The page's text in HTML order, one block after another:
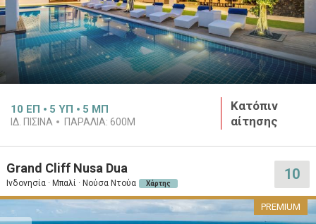
10 ΕΠ 5 ΥΠ 5 ΜΠ
ΙΔ. ΠΙΣΊΝΑ ΠΑΡΑΛΊΑ: 600M
Κατόπιν
αίτησης
Grand Cliff Nusa Dua
Ινδονησία · Μπαλί · Νούσα Ντούα Χάρτης
10
PREMIUM